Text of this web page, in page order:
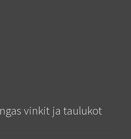
vinkit ja taulukot